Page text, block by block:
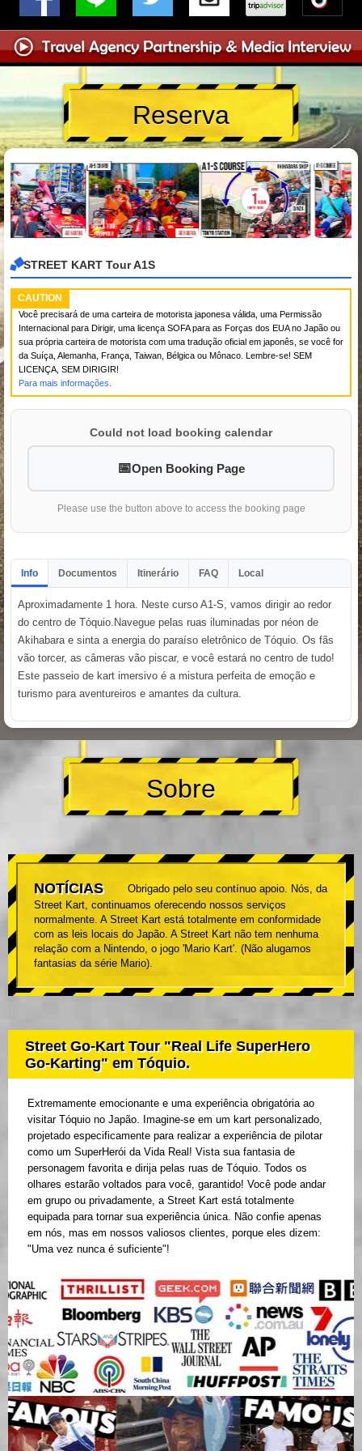
Reserva
STREET KART Tour A1S
CAUTION
Você precisará de uma carteira de motorista japonesa válida, uma Permissão
Internacional para Dirigir, uma licença SOFA para as Forças dos EUA no Japão ou
sua própria carteira de motorista com uma tradução oficial em japonês, se você for
da Suíça, Alemanha, França, Taiwan, Bélgica ou Mônaco. Lembre-se! SEM
LICENÇA, SEM DIRIGIR!
Para mais informações.
Could not load booking calendar
Open Booking Page
Please use the button above to access the booking page
Info Documentos Itinerário FAQ Local
Aproximadamente 1 hora. Neste curso A1-S, vamos dirigir ao redor
do centro de Tóquio.Navegue pelas ruas iluminadas por néon de
Akihabara e sinta a energia do paraíso eletrônico de Tóquio. Os fãs
vão torcer, as câmeras vão piscar, e você estará no centro de tudo!
Este passeio de kart imersivo é a mistura perfeita de emoção e
turismo para aventureiros e amantes da cultura.
Sobre
NOTÍCIAS
Obrigado pelo seu contínuo apoio. Nós, da
Street Kart, continuamos oferecendo nossos serviços
normalmente. A Street Kart está totalmente em conformidade
com as leis locais do Japão. A Street Kart não tem nenhuma
relação com a Nintendo, o jogo 'Mario Kart'. (Não alugamos
fantasias da série Mario).
Street Go-Kart Tour "Real Life SuperHero
Go-Karting" em Tóquio.
Extremamente emocionante e uma experiência obrigatória ao
visitar Tóquio no Japão. Imagine-se em um kart personalizado,
projetado especificamente para realizar a experiência de pilotar
como um SuperHerói da Vida Real! Vista sua fantasia de
personagem favorita e dirija pelas ruas de Tóquio. Todos os
olhares estarão voltados para você, garantido! Você pode andar
em grupo ou privadamente, a Street Kart está totalmente
equipada para tornar sua experiência única. Não confie apenas
em nós, mas em nossos valiosos clientes, porque eles dizem:
"Uma vez nunca é suficiente"!